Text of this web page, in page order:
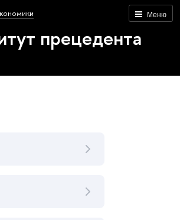
Меню
прецедента